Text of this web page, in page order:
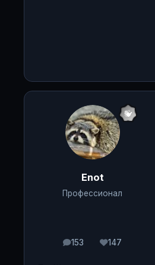
Enot
Профессионал
153
сообщения
147
Репутация